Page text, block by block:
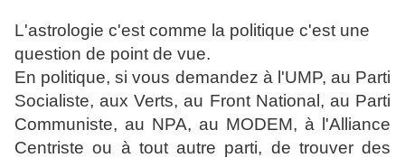
L'astrologie c'est comme la politique c'est une
question de point de vue.
En politique, si vous demandez à l'UMP, au Parti
Socialiste, aux Verts, au Front National, au Parti
Communiste, au NPA, au MODEM, à l'Alliance
Centriste ou à tout autre parti, de trouver des